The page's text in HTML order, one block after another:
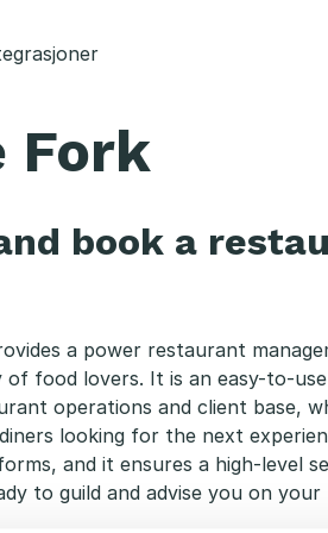
Fork
book a
a power restaurant
of food lovers. It is an easy-to-
operations and client base,
looking for the next
and it ensures a high-level
to guild and advise you on